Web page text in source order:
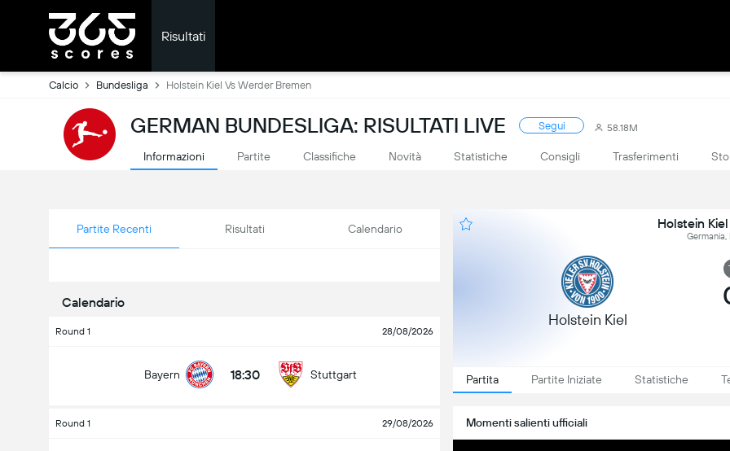
Risultati
Calcio Bundesliga Holstein Kiel Vs Werder Bremen
GERMAN BUNDESLIGA: RISULTATI LIVE Segui 58.18M
Informazioni Partite Classifiche Novità Statistiche Consigli Trasferimenti
Partite Recenti Risultati Calendario
Calendario
Round 1 28/08/2026
Bayern 18:30 Stuttgart
Round 1 29/08/2026
Holstein
Germania,
Holstein Kiel
Partita Partite Iniziate Statistiche
Momenti salienti ufficiali